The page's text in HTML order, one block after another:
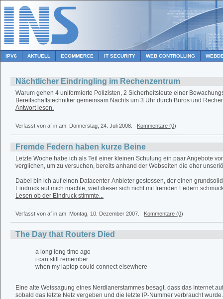
IPV6 AKTUELL ECOMMERCE IT SECURITY WEB CONTROLLING
Nächtlicher Eindringling im Rechenzentrum
Warum gehen 4 uniformierte Polizisten, 2 Sicherheitsleute einer
Bereitschaftstechniker gemeinsam Nachts um 3 Uhr durch Büros und
Antwort lesen.
Verfasst von af in am: Donnerstag, 24. Juli 2008. Kommentare (0)
Fremde Federn haben kurze Beine
Letzte Woche habe ich als Teil einer kleinen Schulung ein paar Angebote
verglichen, um zu versuchen, bereits anhand der Webseiten die eher
Dabei bin ich auf einen Datacenter-Anbieter gestossen, der einen
Eindruck auf mich machte, weil dieser sich nicht mit fremden Federn
Lesen ob der Eindruck stimmte...
Verfasst von af in am: Montag, 10. Dezember 2007. Kommentare (0)
The Day that Routers Died
a long long time ago
i can still remember
when my laptop could connect elsewhere
Eine alte Weissagung eines Nerdianerstammes besagt, dass das Internet
sobald das letzte Netz vergeben und die letzte IP-Nummer verbraucht